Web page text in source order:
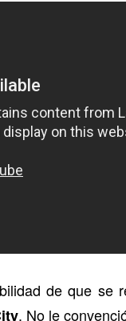
de que se
. No le